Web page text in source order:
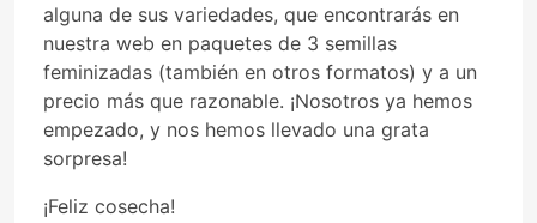
alguna de sus variedades, que encontrarás en
nuestra web en paquetes de 3 semillas
feminizadas (también en otros formatos) y a un
precio más que razonable. ¡Nosotros ya hemos
empezado, y nos hemos llevado una grata
sorpresa!
¡Feliz cosecha!